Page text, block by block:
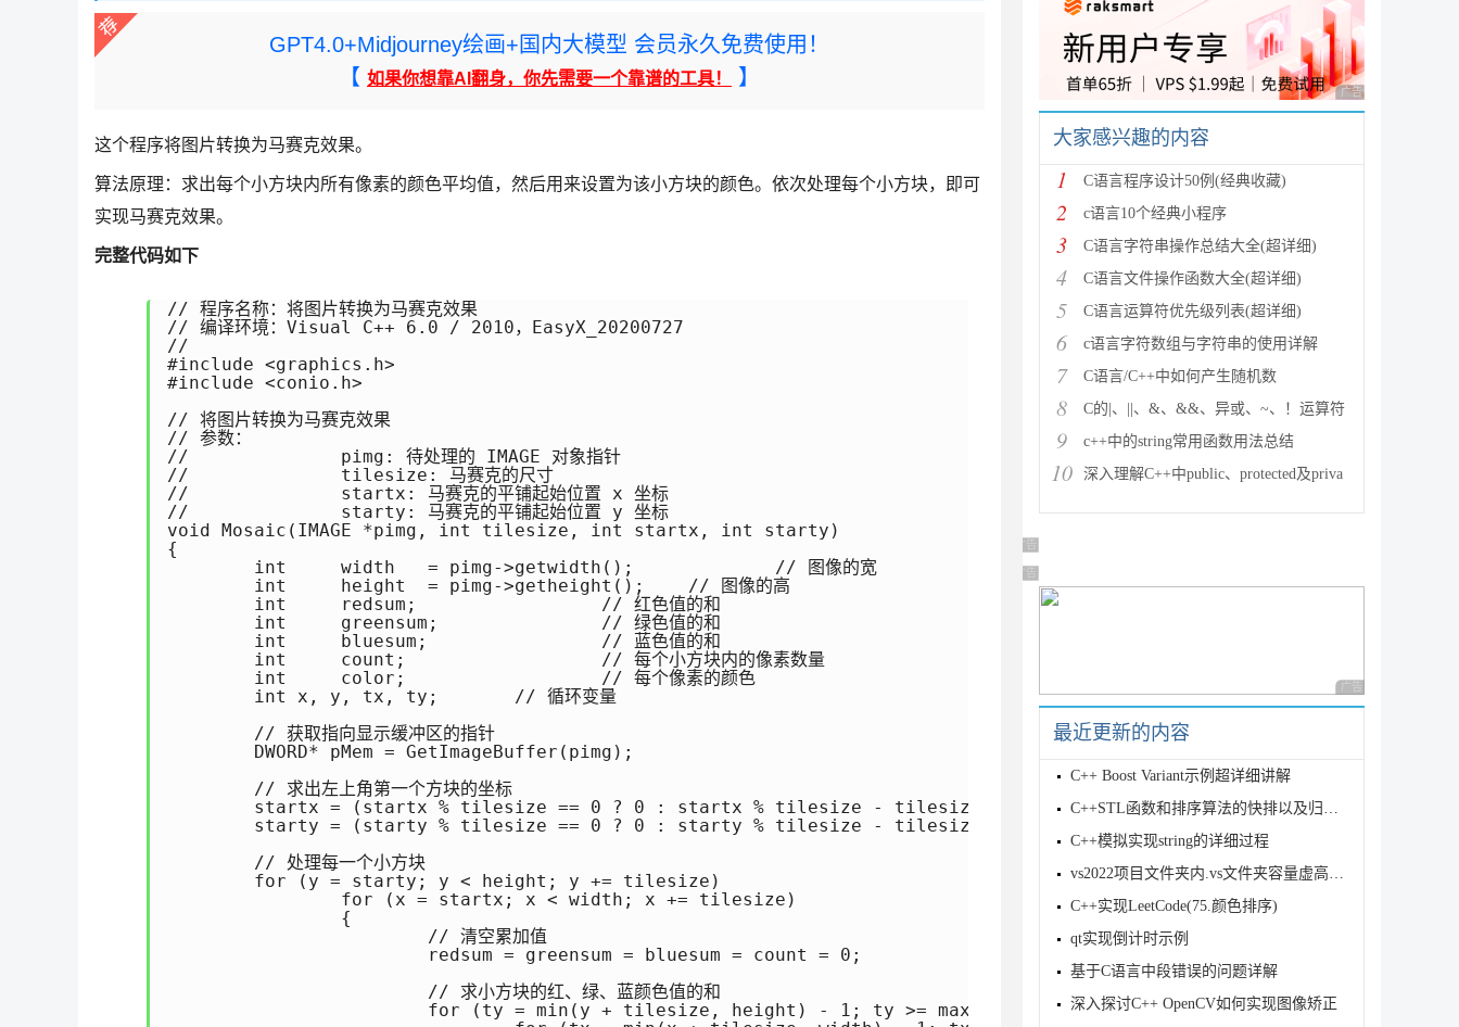
GPT4.0+Midjourney绘画+国内大模型 会员永久免费使用！
【 如果你想靠AI翻身，你先需要一个靠谱的工具！ 】
这个程序将图片转换为马赛克效果。
算法原理：求出每个小方块内所有像素的颜色平均值，然后用来设置为该小方块的颜色。依次处理每个小方块，即可
实现马赛克效果。
完整代码如下
// 程序名称：将图片转换为马赛克效果
// 编译环境：Visual C++ 6.0 / 2010，EasyX_20200727
//
#include <graphics.h>
#include <conio.h>
// 将图片转换为马赛克效果
// 参数：
//		pimg: 待处理的 IMAGE 对象指针
//		tilesize: 马赛克的尺寸
//		startx: 马赛克的平铺起始位置 x 坐标
//		starty: 马赛克的平铺起始位置 y 坐标
void Mosaic(IMAGE *pimg, int tilesize, int startx, int starty)
{
广告 商业广告，理性
大家感兴趣的内容
1 C语言程序设计50例(经典收藏)
2 c语言10个经典小程序
3 C语言字符串操作总结大全(超详细)
4 C语言文件操作函数大全(超详细)
5 C语言运算符优先级列表(超详细)
6 c语言字符数组与字符串的使用详解
7 C语言/C++中如何产生随机数
8 C的|、||、&、&&、异或、~、！运算符
9 c++中的string常用函数用法总结
10 深入理解C++中public、protected及priva
广告 商业广告，理性选择
广告 商业广告，理性选择
广告 商业广告，理性
最近更新的内容
C++ Boost Variant示例超详细讲解
C++STL函数和排序算法的快排以及归并排序详解
C++模拟实现string的详细过程
vs2022项目文件夹内.vs文件夹容量虚高问题的解决
C++实现LeetCode(75.颜色排序)
qt实现倒计时示例
基于C语言中段错误的问题详解
深入探讨C++ OpenCV如何实现图像矫正